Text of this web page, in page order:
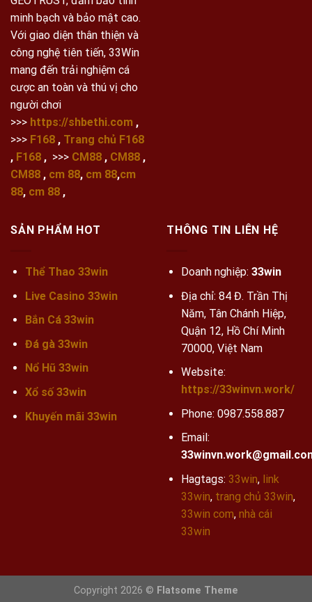
minh bạch và bảo mật cao.
Với giao diện thân thiện và
công nghệ tiên tiến, 33Win
mang đến trải nghiệm cá
cược an toàn và thú vị cho
người chơi
>>> https://shbethi.com ,
>>> F168 , Trang chủ F168
, F168 , >>> CM88 , CM88 ,
CM88 , cm 88, cm 88,cm
88, cm 88 ,
SẢN PHẨM HOT
Thể Thao 33win
Live Casino 33win
Bắn Cá 33win
Đá gà 33win
Nổ Hũ 33win
Xổ số 33win
Khuyến mãi33win
THÔNG TIN LIÊN HỆ
Doanh nghiệp: 33win
Địa chỉ: 84 Đ. Trần Thị
Năm, Tân Chánh Hiệp,
Quận 12, Hồ Chí Minh
70000, Việt Nam
Website:
https://33winvn.work/
Phone: 0987.558.887
Email:
Hagtags: 33win, link
33win, trang chủ 33win,
33win com, nhà cái
33win
Copyright 2026 © Flatsome Theme